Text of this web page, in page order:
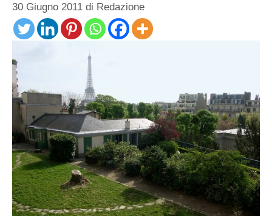
30 Giugno 2011 di Redazione